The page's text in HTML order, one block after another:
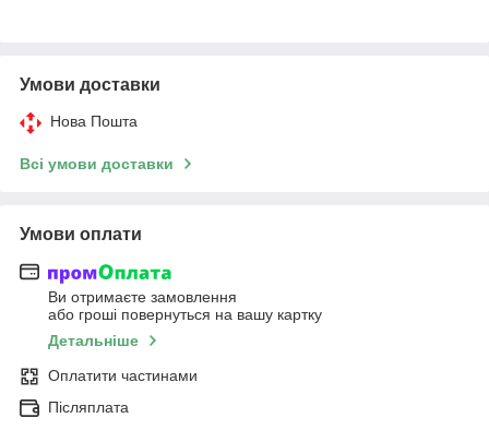
Умови доставки
Нова Пошта
Всі умови доставки
Умови оплати
Ви отримаєте замовлення
або гроші повернуться на вашу картку
Детальніше
Оплатити частинами
Післяплата